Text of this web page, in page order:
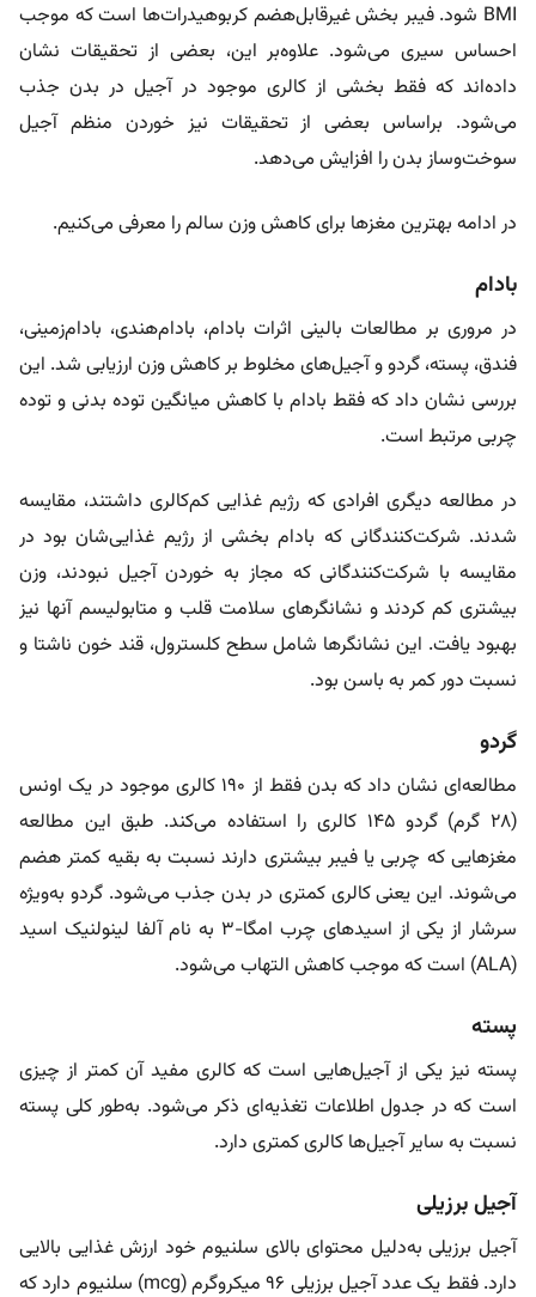
BMI شود. فیبر بخش غیرقابل‌هضم کربوهیدرات‌ها است که موجب
احساس سیری می‌شود. علاوه‌بر این، بعضی از تحقیقات نشان
داده‌اند که فقط بخشی از کالری موجود در آجیل در بدن جذب
می‌شود. براساس بعضی از تحقیقات نیز خوردن منظم آجیل
سوخت‌وساز بدن را افزایش می‌دهد.
در ادامه بهترین مغزها برای کاهش وزن سالم را معرفی می‌کنیم.
بادام
در مروری بر مطالعات بالینی اثرات بادام، بادام‌هندی، بادام‌زمینی،
فندق، پسته، گردو و آجیل‌های مخلوط بر کاهش وزن ارزیابی شد. این
بررسی نشان داد که فقط بادام با کاهش میانگین توده بدنی و توده
چربی مرتبط است.
در مطالعه دیگری افرادی که رژیم غذایی کم‌کالری داشتند، مقایسه
شدند. شرکت‌کنندگانی که بادام بخشی از رژیم غذایی‌شان بود در
مقایسه با شرکت‌کنندگانی که مجاز به خوردن آجیل نبودند، وزن
بیشتری کم کردند و نشانگرهای سلامت قلب و متابولیسم آنها نیز
بهبود یافت. این نشانگرها شامل سطح کلسترول، قند خون ناشتا و
نسبت دور کمر به باسن بود.
گردو
مطالعه‌ای نشان داد که بدن فقط از ۱۹۰ کالری موجود در یک اونس
(۲۸ گرم) گردو ۱۴۵ کالری را استفاده می‌کند. طبق این مطالعه
مغزهایی که چربی یا فیبر بیشتری دارند نسبت به بقیه کمتر هضم
می‌شوند. این یعنی کالری کمتری در بدن جذب می‌شود. گردو به‌ویژه
سرشار از یکی از اسیدهای چرب امگا-۳ به نام آلفا لینولنیک اسید
(ALA) است که موجب کاهش التهاب می‌شود.
پسته
پسته نیز یکی از آجیل‌هایی است که کالری مفید آن کمتر از چیزی
است که در جدول اطلاعات تغذیه‌ای ذکر می‌شود. به‌طور کلی پسته
نسبت به سایر آجیل‌ها کالری کمتری دارد.
آجیل برزیلی
آجیل برزیلی به‌دلیل محتوای بالای سلنیوم خود ارزش غذایی بالایی
دارد. فقط یک عدد آجیل برزیلی ۹۶ میکروگرم (mcg) سلنیوم دارد که